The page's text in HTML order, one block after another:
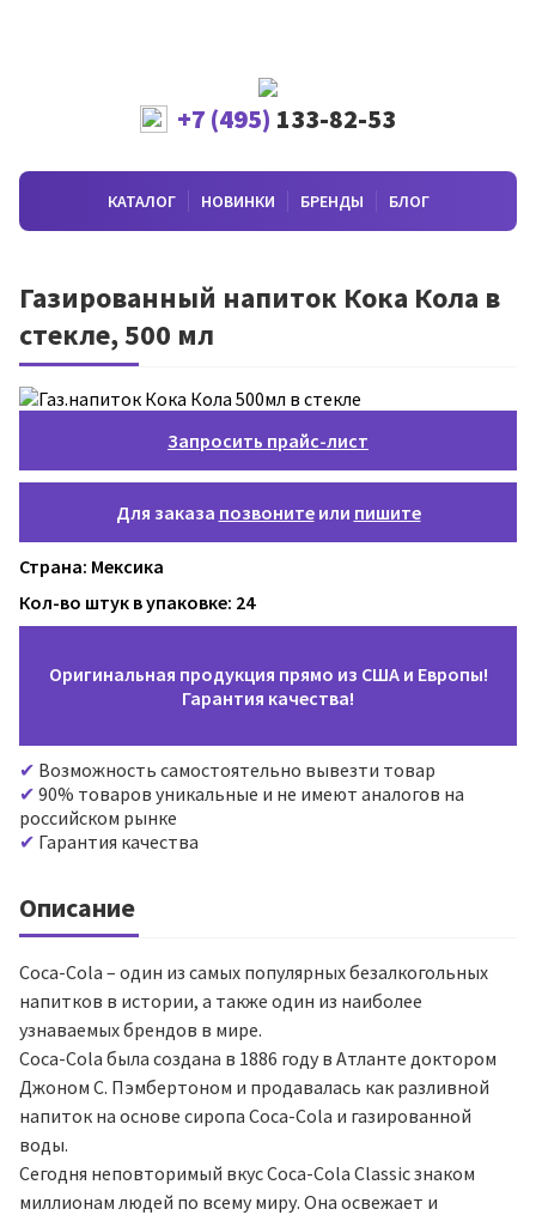
+7 (495) 133-82-53
КАТАЛОГ НОВИНКИ БРЕНДЫ БЛОГ
Газированный напиток Кока Кола в
стекле, 500 мл
Запросить прайс-лист
Для заказа позвонитеили пишите
Страна: Мексика
Кол-во штук в упаковке: 24
Оригинальная продукция прямо из США и Европы!
Гарантия качества!
Возможность самостоятельно вывезти товар
90% товаров уникальные и не имеют аналогов на
российском рынке
Гарантия качества
Описание
Coca-Cola – один из самых популярных безалкогольных
напитков в истории, а также один из наиболее
узнаваемых брендов в мире.
Coca-Cola была создана в 1886 году в Атланте доктором
Джоном С. Пэмбертоном и продавалась как разливной
напиток на основе сиропа Coca-Cola и газированной
воды.
Сегодня неповторимый вкус Coca-Cola Classic знаком
миллионам людей по всему миру. Она освежает и